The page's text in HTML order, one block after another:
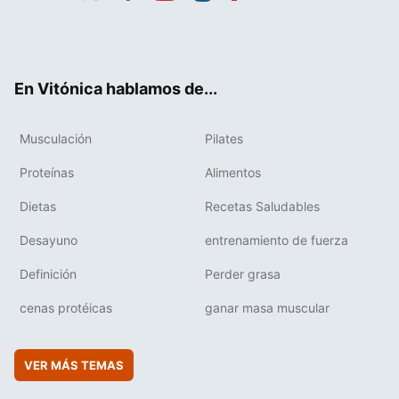
En Vitónica hablamos de...
Musculación Pilates
Proteínas Alimentos
Dietas Recetas Saludables
Desayuno entrenamiento de fuerza
Definición Perder grasa
cenas protéicas ganar masa muscular
VER MÁS TEMAS